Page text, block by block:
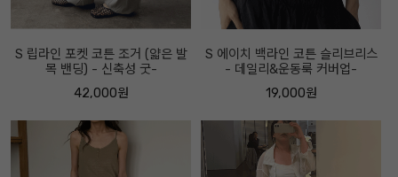
S 립라인 포켓 코튼 조거 (얇은 발
목 밴딩) - 신축성 굿-
42,000원
S 에이치 백라인 코튼 슬리브리스
- 데일리&운동룩 커버업-
19,000원